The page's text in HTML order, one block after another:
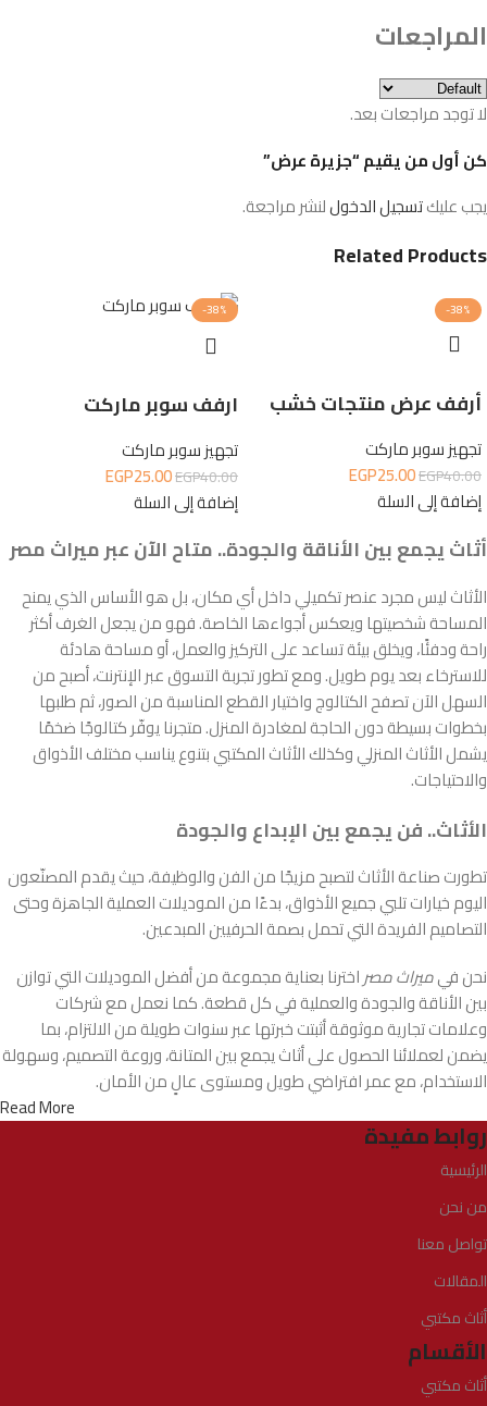
المراجعات
لا توجد مراجعات بعد.
كن أول من يقيم “جزيرة عرض”
يجب عليكتسجيل الدخوللنشر مراجعة.
Related Products
-38%
أرفف عرض منتجات خشب
تجهيز سوبر ماركت
EGP40.00
EGP25.00
إضافة إلى السلة
-38%
ارفف سوبر ماركت
تجهيز سوبر ماركت
EGP40.00
EGP25.00
إضافة إلى السلة
أثاث يجمع بين الأناقة والجودة.. متاح الآن عبر ميراث مصر
الأثاث ليس مجرد عنصر تكميلي داخل أي مكان، بل هو الأساس الذي يمنح
المساحة شخصيتها ويعكس أجواءها الخاصة. فهو من يجعل الغرف أكثر
راحة ودفئًا، ويخلق بيئة تساعد على التركيز والعمل، أو مساحة هادئة
للاسترخاء بعد يوم طويل. ومع تطور تجربة التسوق عبر الإنترنت، أصبح من
السهل الآن تصفح الكتالوج واختيار القطع المناسبة من الصور، ثم طلبها
بخطوات بسيطة دون الحاجة لمغادرة المنزل. متجرنا يوفّر كتالوجًا ضخمًا
يشمل الأثاث المنزلي وكذلك الأثاث المكتبي بتنوع يناسب مختلف الأذواق
والاحتياجات.
الأثاث.. فن يجمع بين الإبداع والجودة
تطورت صناعة الأثاث لتصبح مزيجًا من الفن والوظيفة، حيث يقدم المصنّعون
اليوم خيارات تلبي جميع الأذواق، بدءًا من الموديلات العملية الجاهزة وحتى
التصاميم الفريدة التي تحمل بصمة الحرفيين المبدعين.
نحن فيميراث مصراخترنا بعناية مجموعة من أفضل الموديلات التي توازن
بين الأناقة والجودة والعملية في كل قطعة. كما نعمل مع شركات
وعلامات تجارية موثوقة أثبتت خبرتها عبر سنوات طويلة من الالتزام، بما
يضمن لعملائنا الحصول على أثاث يجمع بين المتانة، وروعة التصميم، وسهولة
الاستخدام، مع عمر افتراضي طويل ومستوى عالٍ من الأمان.
Read More
روابط مفيدة
الرئيسية
من نحن
تواصل معنا
المقالات
أثاث مكتبي
الأقسام
أثاث مكتبي